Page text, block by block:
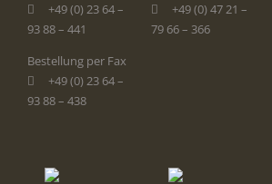
+49 (0) 23 64 –
93 88 – 441
Bestellung per Fax
+49 (0) 23 64 –
93 88 – 438
+49 (0) 47 21 –
79 66 – 366